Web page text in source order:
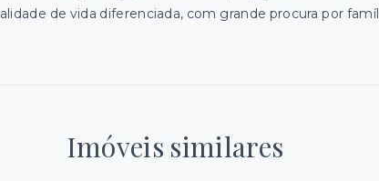
de vida diferenciada, com grande procura por
Imóveis similares